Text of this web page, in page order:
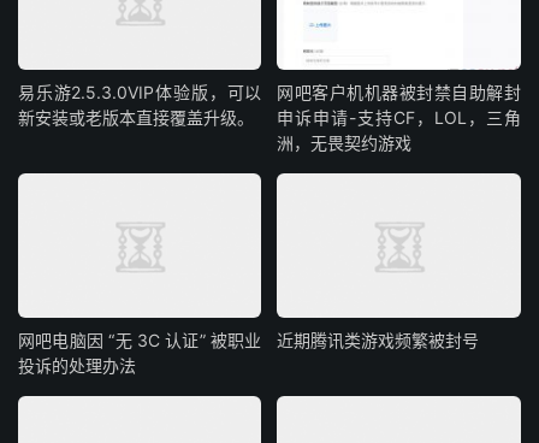
易乐游2.5.3.0VIP体验版，可以
新安装或老版本直接覆盖升级。
网吧客户机机器被封禁自助解封
申诉申请-支持CF，LOL，三角
洲，无畏契约游戏
网吧电脑因 “无 3C 认证” 被职业
投诉的处理办法
近期腾讯类游戏频繁被封号